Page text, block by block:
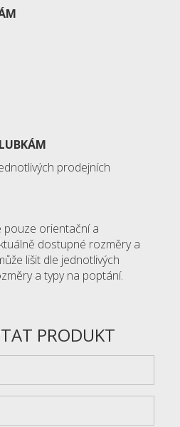
prodejních
pouze orientační a
dostupné rozměry a
lišit dle jednotlivých
a typy na poptání.
PRODUKT